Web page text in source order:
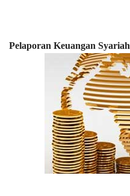
Pelaporan Keuangan Syariah